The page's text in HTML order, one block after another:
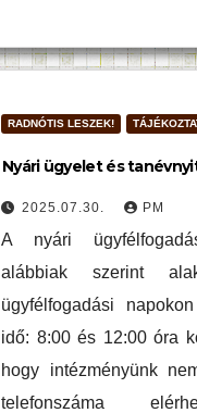
RADNÓTIS LESZEK!
Nyári ügyelet és
2025.07.30. PM
A nyári
alábbiak szerint
ügyfélfogadási
idő: 8:00 és 12:00 óra
hogy intézményünk
telefonszáma